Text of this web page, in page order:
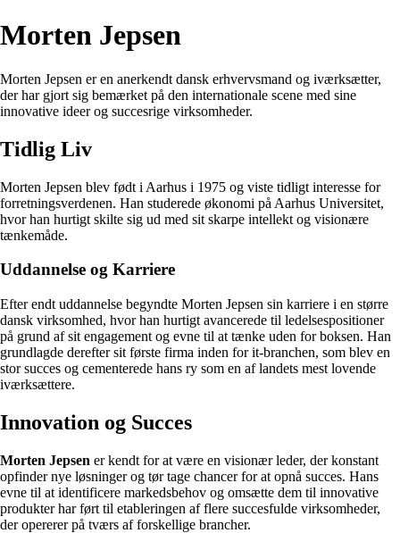
Morten Jepsen
Morten Jepsen er en anerkendt dansk erhvervsmand og iværksætter,
der har gjort sig bemærket på den internationale scene med sine
innovative ideer og succesrige virksomheder.
Tidlig Liv
Morten Jepsen blev født i Aarhus i 1975 og viste tidligt interesse for
forretningsverdenen. Han studerede økonomi på Aarhus Universitet,
hvor han hurtigt skilte sig ud med sit skarpe intellekt og visionære
tænkemåde.
Uddannelse og Karriere
Efter endt uddannelse begyndte Morten Jepsen sin karriere i en større
dansk virksomhed, hvor han hurtigt avancerede til ledelsespositioner
på grund af sit engagement og evne til at tænke uden for boksen. Han
grundlagde derefter sit første firma inden for it-branchen, som blev en
stor succes og cementerede hans ry som en af landets mest lovende
iværksættere.
Innovation og Succes
Morten Jepsen er kendt for at være en visionær leder, der konstant
opfinder nye løsninger og tør tage chancer for at opnå succes. Hans
evne til at identificere markedsbehov og omsætte dem til innovative
produkter har ført til etableringen af flere succesfulde virksomheder,
der opererer på tværs af forskellige brancher.